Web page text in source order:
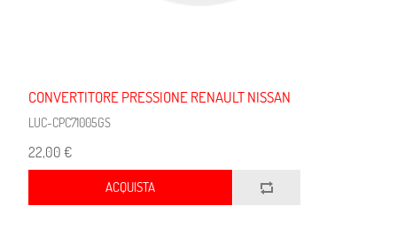
CONVERTITORE PRESSIONE RENAULT NISSAN
LUC-CPC71005GS
22,00 €
ACQUISTA